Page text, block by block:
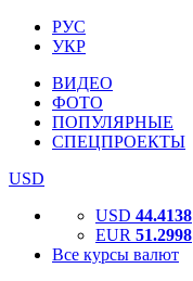
РУС
УКР
ВИДЕО
ФОТО
ПОПУЛЯРНЫЕ
СПЕЦПРОЕКТЫ
USD
USD 44.4138
EUR 51.2998
Все курсы валют